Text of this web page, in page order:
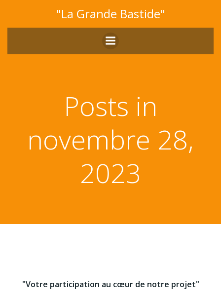
au
contenu
"La Grande Bastide"
Posts in
novembre 28,
2023
"Votre participation au cœur de notre projet"